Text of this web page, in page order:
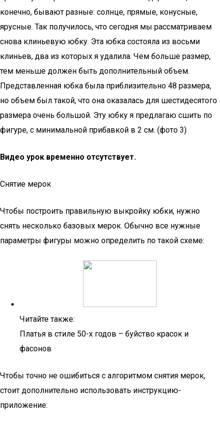
конечно, бывают разные: солнце, прямые, конусные,
ярусные. Так получилось, что сегодня мы рассматриваем
снова клиньевую юбку. Эта юбка состояла из восьми
клиньев, два из которых я удалила. Чем больше размер,
тем меньше должен быть дополнительный объем.
Представленная юбка была приблизительно 48 размера,
но объем был такой, что она оказалась для шестидесятого
размера очень большой. Эту юбку я предлагаю сшить по
фигуре, с минимальной прибавкой в 2 см. (фото 3)
Видео урок временно отсутствует.
Снятие мерок
Чтобы построить правильную выкройку юбки, нужно
снять несколько базовых мерок. Обычно все нужные
параметры фигуры можно определить по такой схеме:
Читайте также:
Платья в стиле 50-х годов – буйство красок и
фасонов
Чтобы точно не ошибиться с алгоритмом снятия мерок,
стоит дополнительно использовать инструкцию-
приложение: